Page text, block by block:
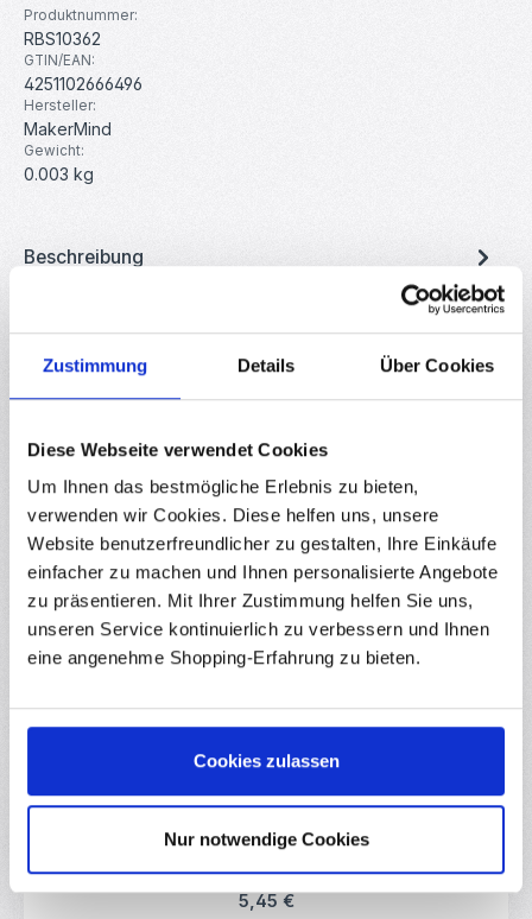
Zustimmung Details Über Cookies
Diese Webseite verwendet Cookies
Um Ihnen das bestmögliche Erlebnis zu bieten,
verwenden wir Cookies. Diese helfen uns, unsere
Website benutzerfreundlicher zu gestalten, Ihre Einkäufe
einfacher zu machen und Ihnen personalisierte Angebote
zu präsentieren. Mit Ihrer Zustimmung helfen Sie uns,
unseren Service kontinuierlich zu verbessern und Ihnen
eine angenehme Shopping-Erfahrung zu bieten.
Cookies zulassen
Nur notwendige Cookies
Produktnummer:
RBS10362
GTIN/EAN:
4251102666496
Hersteller:
MakerMind
Gewicht:
0.003 kg
Beschreibung
Einreihige 2,54 mm Stiftleiste mit 40 Pins Diese einfach
Stiftleiste ist ein unverzichtbares Bauteil für alle Arduino- u…
Bewertungen
Produktgalerie überspringen
Zubehör
Durchschnittliche Bewertung von 4.97 von
Raspberry Pi Pico RP2040
RBS14974
Schnittstellen Das Raspberry Pi PICO Board ist ein kleine low-
Speicher und eine höhere Taktrate als die üblichen
Schaltungen. Das Board basiert auf dem RP2040 Chip und bietet
flexible digitale Schnittstellen, die sich über einer USB-
Regulärer Preis:
5,45 €